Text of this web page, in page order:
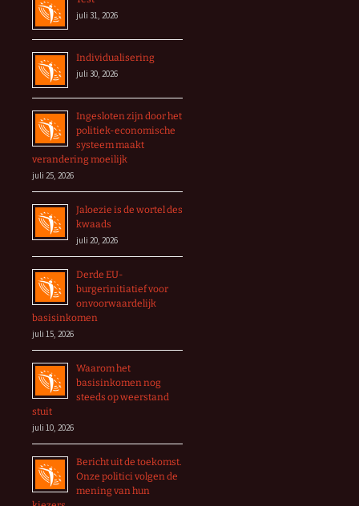
juli 31, 2026
Individualisering
juli 30, 2026
Ingesloten zijn door het
politiek-economische
systeem maakt
verandering moeilijk
juli 25, 2026
Jaloezie is de wortel des
kwaads
juli 20, 2026
Derde EU-
burgerinitiatief voor
onvoorwaardelijk
basisinkomen
juli 15, 2026
Waarom het
basisinkomen nog
steeds op weerstand
stuit
juli 10, 2026
Bericht uit de toekomst.
Onze politici volgen de
mening van hun